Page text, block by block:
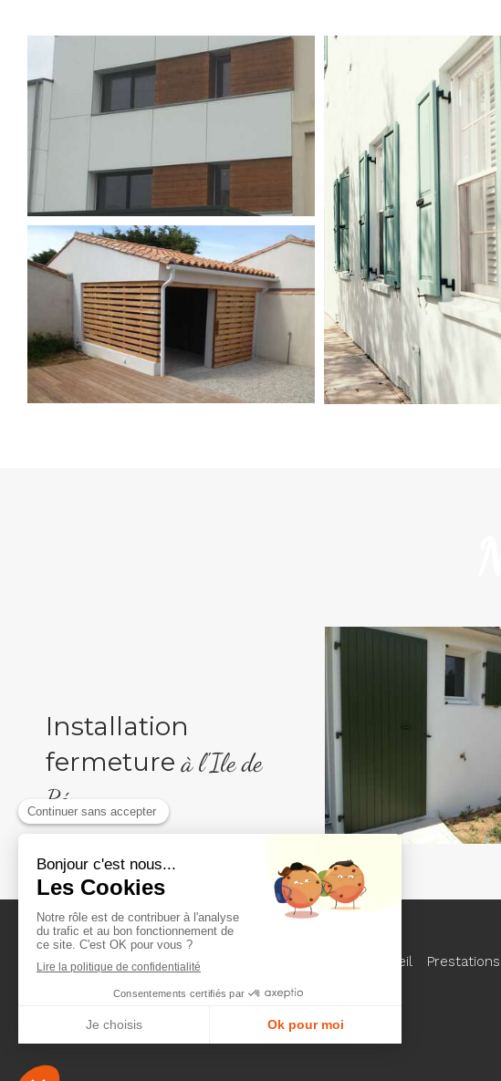
Installation
fermetureà l'Ile de
Ré
Accueil Prestations